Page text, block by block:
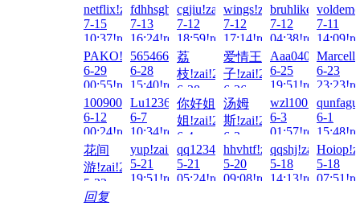
netflix!zai!2026-
7-15
10:37!read!
fdhhsgh1!zai!2026-
7-13
16:24!read!
cgjiu!zai!2026-
7-12
18:59!read!
wings!zai!2026-
7-12
17:14!read!
7-12
04:38!read!
7-11
PAKO!zai!2026-
6-29
00:55!read!
5654665575!zai!2026-
6-28
15:40!read!
荔
枝!zai!2026-
6-28
14:40!read!
爱情王
子!zai!2026-
6-26
04:33!read!
6-25
19:51!read!
6-23
100900!zai!2026-
6-12
00:24!read!
Lu123654@?!!zai!2026-
6-7
10:34!read!
你好姐
姐!zai!2026-
6-4
14:55!read!
汤姆
斯!zai!2026-
6-3
22:23!read!
wzl100!zai!2026-
6-3
01:57!read!
6-1
花间
游!zai!2026-
5-22
04:35!read!
yup!zai!2026-
5-21
19:51!read!
qq12345!zai!2026-
5-21
05:24!read!
hhvhtf!zai!2026-
5-20
09:08!read!
qqshj!zai!2026-
5-18
14:13!read!
5-18
回复